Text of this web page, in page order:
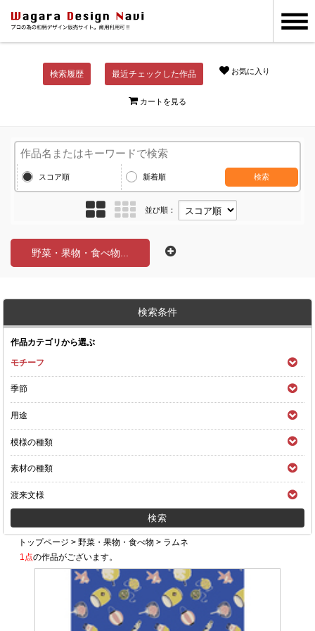
検索履歴 最近チェックした作品 お気に入り
カートを見る
スコア順 新着順 検索
並び順：
野菜・果物・食べ物...
検索条件
作品カテゴリから選ぶ
モチーフ
季節
用途
模様の種類
素材の種類
渡来文様
トップページ >野菜・果物・食べ物 > ラムネ
1点の作品がございます。